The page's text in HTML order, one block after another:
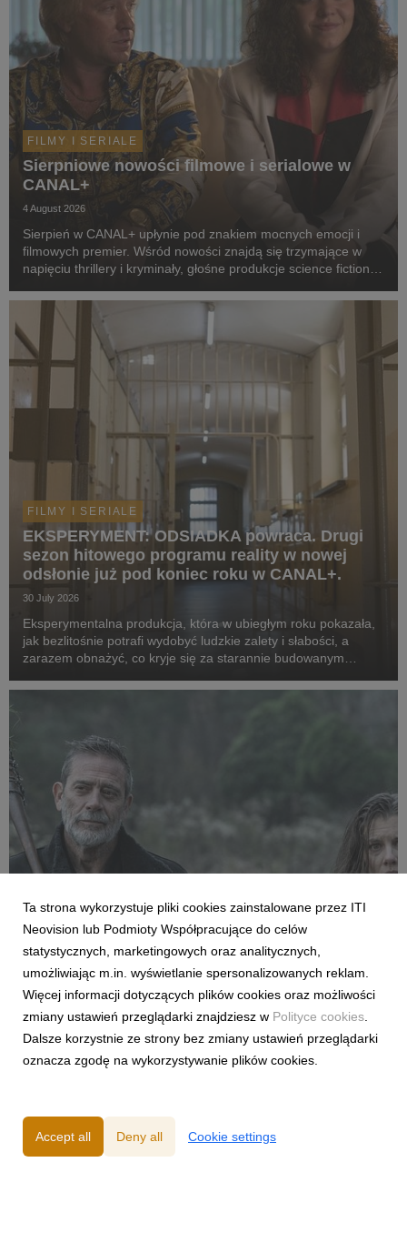
FILMY I SERIALE
Sierpniowe nowości filmowe i serialowe w
CANAL+
4 August 2026
Sierpień w CANAL+ upłynie pod znakiem mocnych emocji i
filmowych premier. Wśród nowości znajdą się trzymające w
napięciu thrillery i kryminały, głośne produkcje science fiction,
Widzowie zobaczą m.in. serial „Skażeni...
FILMY I SERIALE
EKSPERYMENT: ODSIADKA powraca. Drugi
sezon hitowego programu reality w nowej
odsłonie już pod koniec roku w CANAL+.
30 July 2026
Eksperymentalna produkcja, która w ubiegłym roku pokazała,
jak bezlitośnie potrafi wydobyć ludzkie zalety i słabości, a
zarazem obnażyć, co kryje się za starannie budowanym
razem za więzienne kraty trafią kobiety. ...
FILMY I SERIALE
Premiera pierwszego odcinka trzeciego
sezonu „The Walking Dead: Dead City” już
dziś w CANAL+
Już dziś polscy fani kultowego uniwersum żywych trupów
serwisie można oglądać pierwszy odcinek kontynuacji serialu,
a kolejne będą pojawiać się co poniedziałek.
Ta strona wykorzystuje pliki cookies zainstalowane przez ITI
Neovision lub Podmioty Współpracujące do celów
statystycznych, marketingowych oraz analitycznych,
umożliwiając m.in. wyświetlanie spersonalizowanych reklam.
Więcej informacji dotyczących plików cookies oraz możliwości
zmiany ustawień przeglądarki znajdziesz w Polityce cookies
Dalsze korzystnie ze strony bez zmiany ustawień przeglądarki
oznacza zgodę na wykorzystywanie plików cookies.
Accept all Deny all Cookie settings